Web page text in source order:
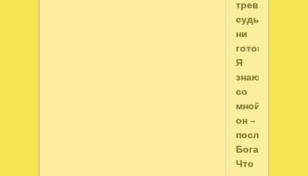
тревоги,
судьба,
ни
готовь,
Я
знаю,
со
мной
он –
посланником
Бога,
Что